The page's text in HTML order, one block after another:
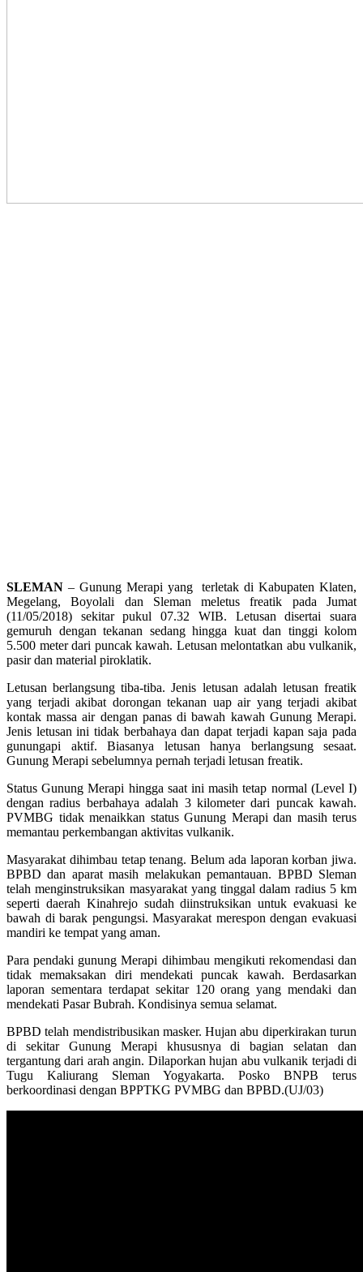
SLEMAN – Gunung Merapi yang terletak di Kabupaten Klaten,
Megelang, Boyolali dan Sleman meletus freatik pada Jumat
(11/05/2018) sekitar pukul 07.32 WIB. Letusan disertai suara
gemuruh dengan tekanan sedang hingga kuat dan tinggi kolom
5.500 meter dari puncak kawah. Letusan melontatkan abu vulkanik,
pasir dan material piroklatik.
Letusan berlangsung tiba-tiba. Jenis letusan adalah letusan freatik
yang terjadi akibat dorongan tekanan uap air yang terjadi akibat
kontak massa air dengan panas di bawah kawah Gunung Merapi.
Jenis letusan ini tidak berbahaya dan dapat terjadi kapan saja pada
gunungapi aktif. Biasanya letusan hanya berlangsung sesaat.
Gunung Merapi sebelumnya pernah terjadi letusan freatik.
Status Gunung Merapi hingga saat ini masih tetap normal (Level I)
dengan radius berbahaya adalah 3 kilometer dari puncak kawah.
PVMBG tidak menaikkan status Gunung Merapi dan masih terus
memantau perkembangan aktivitas vulkanik.
Masyarakat dihimbau tetap tenang. Belum ada laporan korban jiwa.
BPBD dan aparat masih melakukan pemantauan. BPBD Sleman
telah menginstruksikan masyarakat yang tinggal dalam radius 5 km
seperti daerah Kinahrejo sudah diinstruksikan untuk evakuasi ke
bawah di barak pengungsi. Masyarakat merespon dengan evakuasi
mandiri ke tempat yang aman.
Para pendaki gunung Merapi dihimbau mengikuti rekomendasi dan
tidak memaksakan diri mendekati puncak kawah. Berdasarkan
laporan sementara terdapat sekitar 120 orang yang mendaki dan
mendekati Pasar Bubrah. Kondisinya semua selamat.
BPBD telah mendistribusikan masker. Hujan abu diperkirakan turun
di sekitar Gunung Merapi khususnya di bagian selatan dan
tergantung dari arah angin. Dilaporkan hujan abu vulkanik terjadi di
Tugu Kaliurang Sleman Yogyakarta. Posko BNPB terus
berkoordinasi dengan BPPTKG PVMBG dan BPBD.(UJ/03)